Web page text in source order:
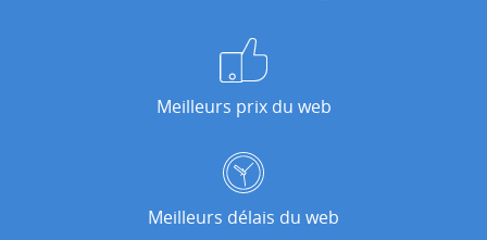
Meilleurs prix du web
Meilleurs délais du web